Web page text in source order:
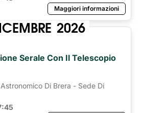
Maggiori informazioni
2026
Serale Con Il Telescopio
Di Brera - Sede Di